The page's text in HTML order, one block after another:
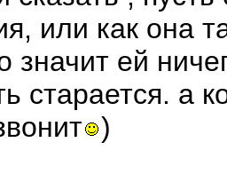
или как она
значит ей
старается. а
)